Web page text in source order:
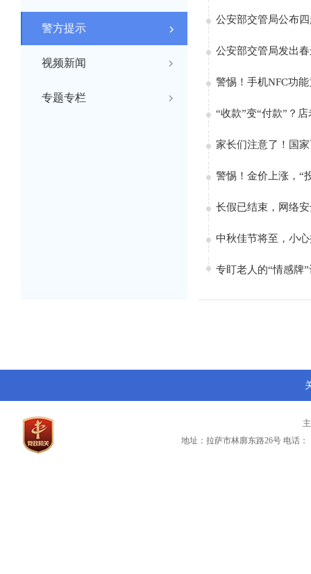
警方提示
视频新闻
专题专栏
公安部交管局公布
公安部交管局发出
警惕！手机NFC功
“收款”变“付款”？
家长们注意了！国
警惕！金价上涨，“
长假已结束，网络
中秋佳节将至，小
专盯老人的“情感牌
地址：拉萨市林廓东路26号 电话：